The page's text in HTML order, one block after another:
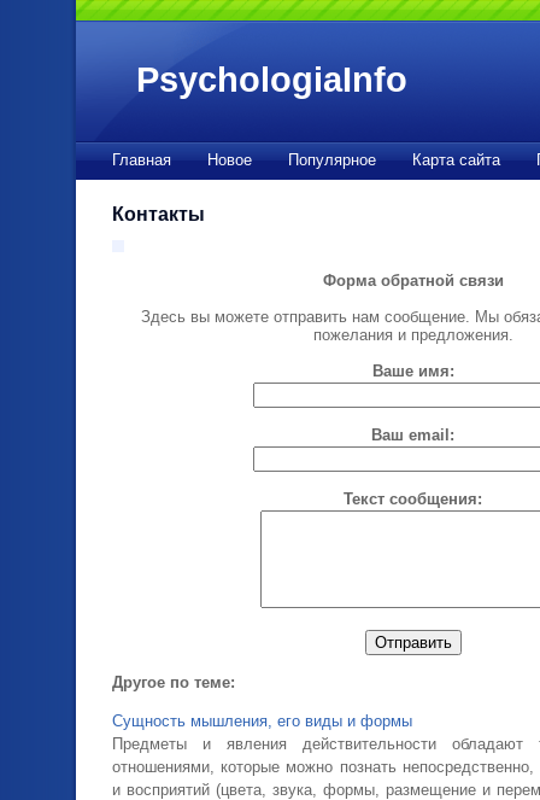
PsychologiaInfo
Главная Новое Популярное Карта сайта
Контакты
Форма обратной связи
Здесь вы можете отправить нам сообщение. Мы
пожелания и предложения.
Ваше имя:
Ваш email:
Текст сообщения:
Другое по теме:
Сущность мышления, его виды и формы
Предметы и явления действительности обладают
отношениями, которые можно познать
и восприятий (цвета, звука, формы, размещение и